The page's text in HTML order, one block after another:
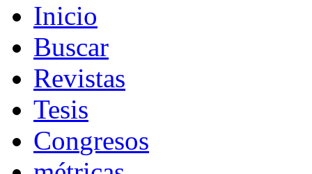
Inicio
Buscar
Revistas
Tesis
Congresos